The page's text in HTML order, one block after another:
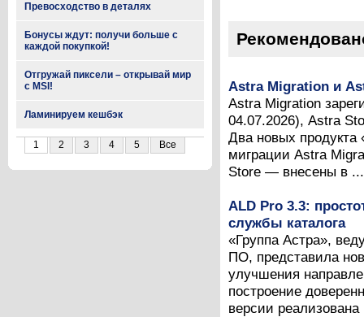
Превосходство в деталях
Бонусы ждут: получи больше с
каждой покупкой!
Отгружай пиксели – открывай мир
с MSI!
Ламинируем кешбэк
1 2 3 4 5 Все
Astra Migration и
Astra Migration
04.07.2026), Astra
Два новых продукта
миграции Astra
Store — внесены в ...
ALD Pro 3.3:
службы каталога
«Группа Астра»,
ПО, представила
улучшения
построение
версии